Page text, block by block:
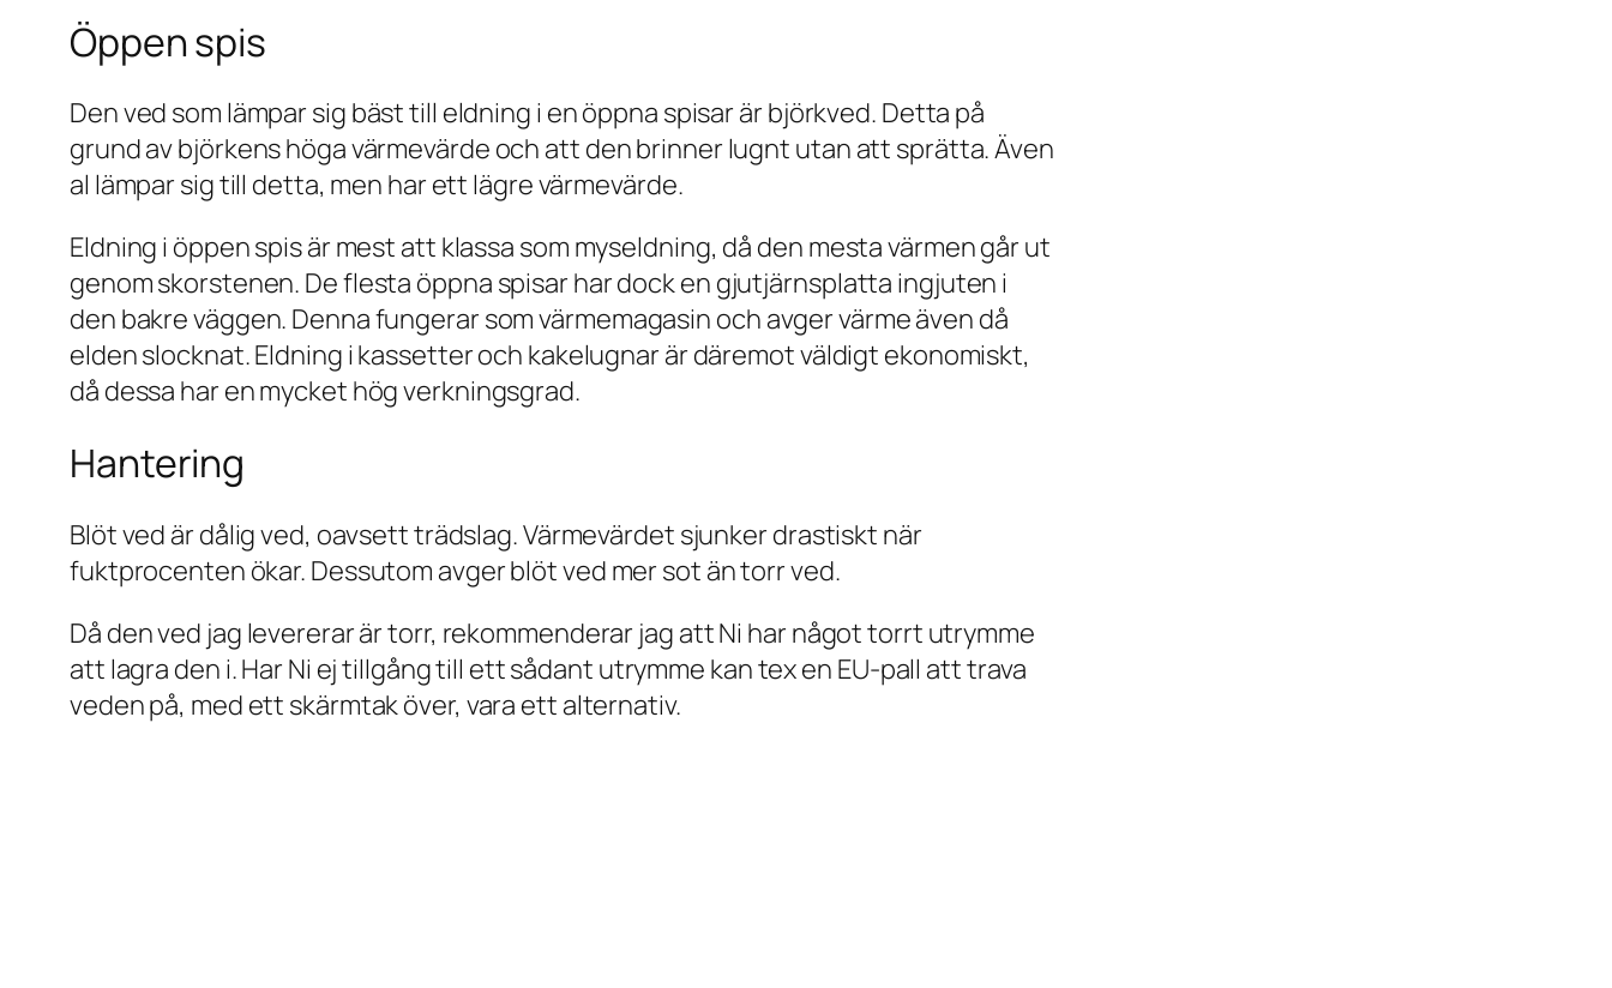
Öppen spis
Den ved som lämpar sig bäst till eldning i en öppna spisar är björkved. Detta på
grund av björkens höga värmevärde och att den brinner lugnt utan att sprätta. Även
al lämpar sig till detta, men har ett lägre värmevärde.
Eldning i öppen spis är mest att klassa som myseldning, då den mesta värmen går ut
genom skorstenen. De flesta öppna spisar har dock en gjutjärnsplatta ingjuten i
den bakre väggen. Denna fungerar som värmemagasin och avger värme även då
elden slocknat. Eldning i kassetter och kakelugnar är däremot väldigt ekonomiskt,
då dessa har en mycket hög verkningsgrad.
Hantering
Blöt ved är dålig ved, oavsett trädslag. Värmevärdet sjunker drastiskt när
fuktprocenten ökar. Dessutom avger blöt ved mer sot än torr ved.
Då den ved jag levererar är torr, rekommenderar jag att Ni har något torrt utrymme
att lagra den i. Har Ni ej tillgång till ett sådant utrymme kan tex en EU-pall att trava
veden på, med ett skärmtak över, vara ett alternativ.